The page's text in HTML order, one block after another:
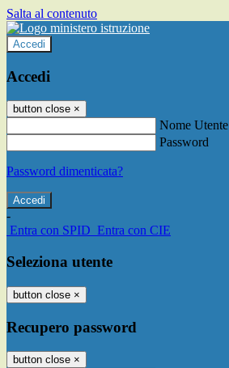
Salta al contenuto
Accedi
Accedi
button close ×
Nome Utente
Password
Password dimenticata?
-
Entra con SPID Entra con CIE
Seleziona utente
button close ×
Recupero password
button close ×